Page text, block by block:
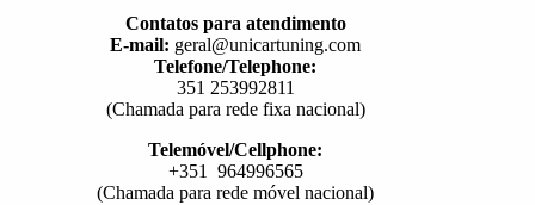
Contatos para atendimento
E-mail: geral@unicartuning.com
Telefone/Telephone:
351 253992811
(Chamada para rede fixa nacional)
Telemóvel/Cellphone:
+351 964996565
(Chamada para rede móvel nacional)